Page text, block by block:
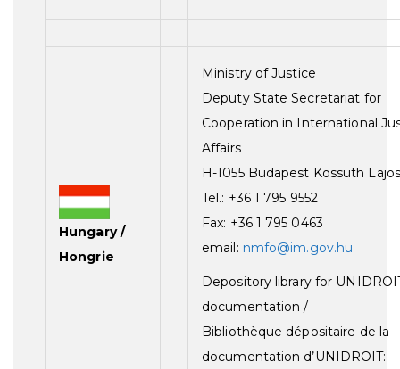
Hungary /
Hongrie
Ministry of Justice
Deputy State Secretariat for
Cooperation in International
Affairs
H-1055 Budapest Kossuth
Tel.: +36 1 795 9552
Fax: +36 1 795 0463
email: nmfo@im.gov.hu
Depository library for
documentation /
Bibliothèque dépositaire de la
documentation d’UNIDROIT: